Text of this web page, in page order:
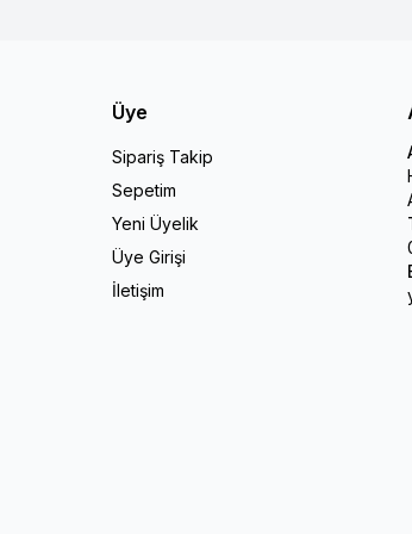
Üye
Sipariş Takip
Sepetim
Yeni Üyelik
Üye Girişi
İletişim